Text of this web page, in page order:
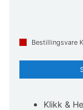
Bestillingsvare
Klikk &